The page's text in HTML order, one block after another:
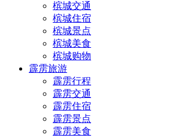
槟城交通
槟城住宿
槟城景点
槟城美食
槟城购物
霹雳旅游
霹雳行程
霹雳交通
霹雳住宿
霹雳景点
霹雳美食